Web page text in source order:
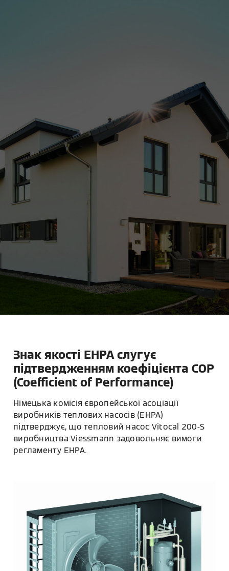
Знак якості EHPA слугує
підтвердженням коефіцієнта COP
(Coefficient of Performance)
Німецька комісія європейської асоціації
виробників теплових насосів (EHPA)
підтверджує, що тепловий насос Vitocal 200-S
виробництва Viessmann задовольняє вимоги
регламенту EHPA.